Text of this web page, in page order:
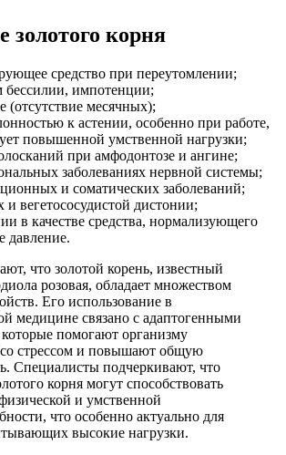
золотого корня
средство при переутомлении;
бессилии, импотенции;
(отсутствие месячных);
к астении, особенно при работе,
повышенной умственной нагрузки;
при амфодонтозе и ангине;
заболеваниях нервной системы;
и соматических заболеваний;
и вегетососудистой дистонии;
в качестве средства, нормализующего
давление.
что золотой корень, известный
розовая, обладает множеством
Его использование в
медицине связано с адаптогенными
помогают организму
со стрессом и повышают общую
Специалисты подчеркивают, что
корня могут способствовать
и умственной
что особенно актуально для
высокие нагрузки.